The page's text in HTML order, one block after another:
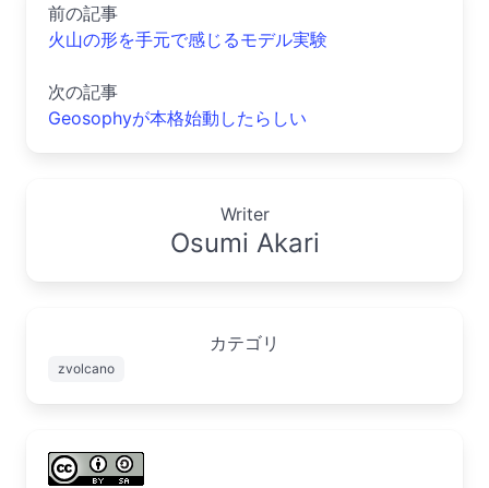
前の記事
火山の形を手元で感じるモデル実験
次の記事
Geosophyが本格始動したらしい
Writer
Osumi Akari
カテゴリ
zvolcano